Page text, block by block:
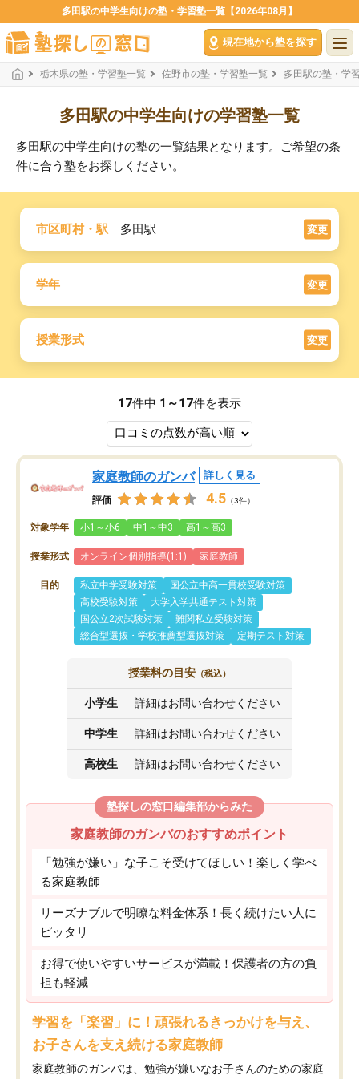
多田駅の中学生向けの塾・学習塾一覧【2026年08月】
現在地から塾を探す
栃木県の塾・学習塾一覧 佐野市の塾・学習塾一覧 多田駅の塾・学
多田駅の中学生向けの学習塾一覧
多田駅の中学生向けの塾の一覧結果となります。ご希望の条
件に合う塾をお探しください。
市区町村・駅 多田駅 変更
学年 変更
授業形式 変更
17件中 1～17件を表示
家庭教師のガンバ 詳しく見る
評価 4.5 （3件）
対象学年 小1～小6 中1～中3 高1～高3
授業形式 オンライン個別指導(1:1) 家庭教師
目的 私立中学受験対策
国公立中高一貫校受験対策
高校受験対策
大学入学共通テスト対策
国公立2次試験対策
難関私立受験対策
総合型選抜・学校推薦型選抜対策
定期テスト対策
授業料の目安 （税込）
小学生 詳細はお問い合わせください
中学生 詳細はお問い合わせください
高校生 詳細はお問い合わせください
塾探しの窓口編集部からみた
家庭教師のガンバのおすすめポイント
「勉強が嫌い」な子こそ受けてほしい！楽しく学べ
る家庭教師
リーズナブルで明瞭な料金体系！長く続けたい人に
ピッタリ
お得で使いやすいサービスが満載！保護者の方の負
担も軽減
学習を「楽習」に！頑張れるきっかけを与え、
お子さんを支え続ける家庭教師
家庭教師のガンバは、勉強が嫌いなお子さんのための家庭